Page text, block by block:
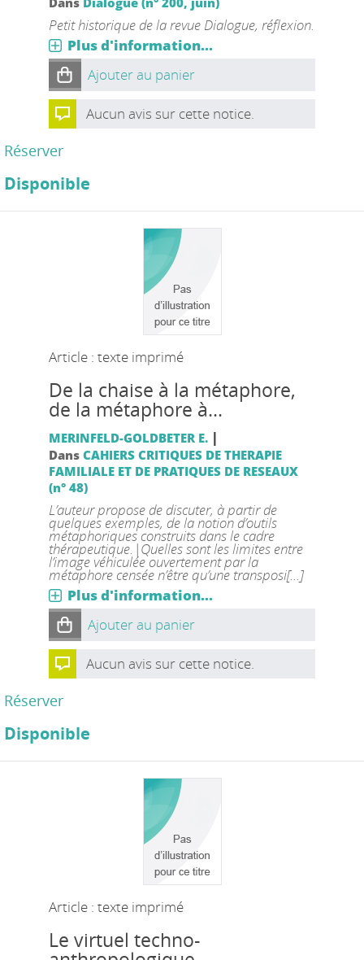
Petit historique de la revue Dialogue, réflexion.
Plus d'information...
Ajouter au panier
Aucun avis sur cette notice.
Réserver
Disponible
Article : texte imprimé
De la chaise à la métaphore,
de la métaphore à...
MERINFELD-GOLDBETER E. |
Dans CAHIERS CRITIQUES DE THERAPIE
FAMILIALE ET DE PRATIQUES DE RESEAUX
(n° 48)
L’auteur propose de discuter, à partir de
quelques exemples, de la notion d’outils
métaphoriques construits dans le cadre
thérapeutique.|Quelles sont les limites entre
l’image véhiculée ouvertement par la
métaphore censée n’être qu’une transposi[...]
Plus d'information...
Ajouter au panier
Aucun avis sur cette notice.
Réserver
Disponible
Article : texte imprimé
Le virtuel techno-